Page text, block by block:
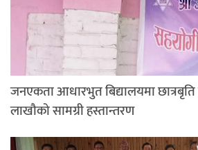
जनएकता आधारभुत बिद्यालयमा
लाखौको सामग्री हस्तान्तरण